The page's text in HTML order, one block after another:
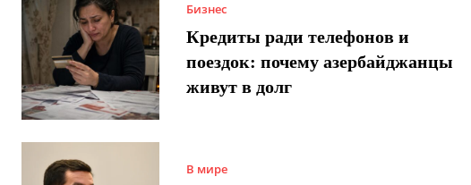
Бизнес
Кредиты ради телефонов и
поездок: почему азербайджанцы
живут в долг
В мире